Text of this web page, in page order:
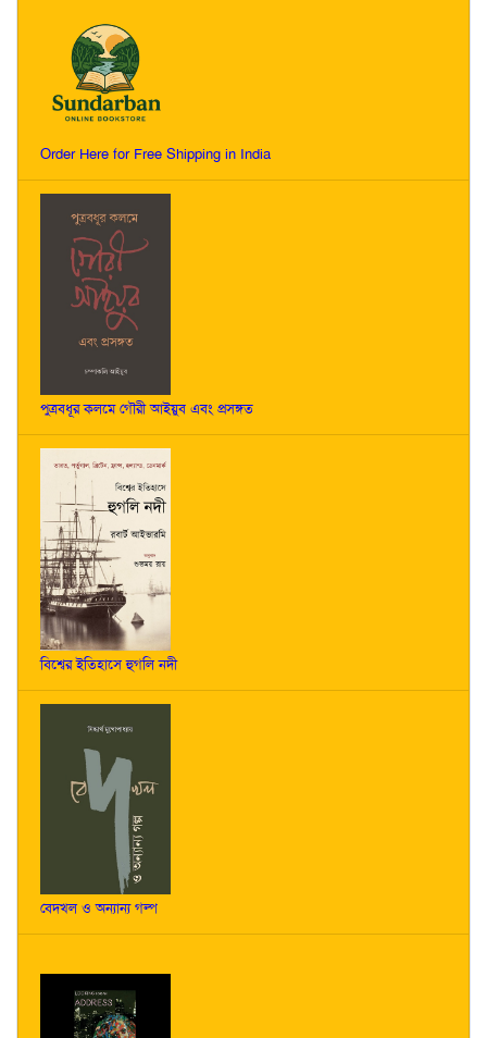
Order Here for Free Shipping in India
পুত্রবধূর কলমে গৌরী আইয়ুব এবং প্রসঙ্গত
বিশ্বের ইতিহাসে হুগলি নদী
বেদখল ও অন্যান্য গল্প